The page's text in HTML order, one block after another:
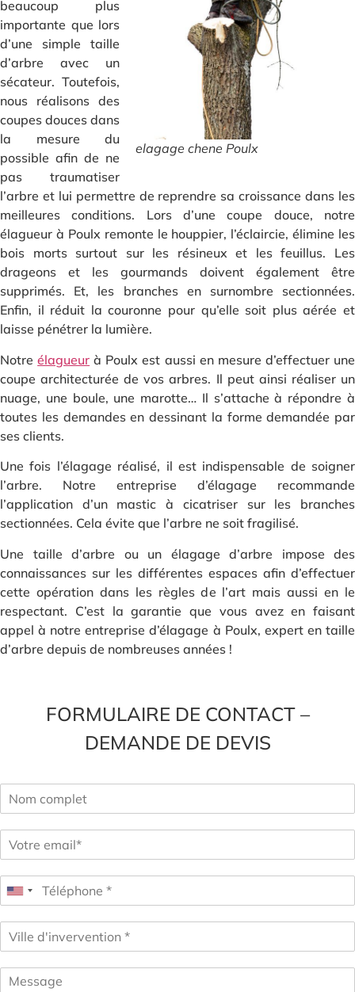
elagage chene Poulx
beaucoup plus
importante que lors
d’une simple taille
d’arbre avec un
sécateur. Toutefois,
nous réalisons des
coupes douces dans
la mesure du
possible afin de ne
pas traumatiser
l’arbre et lui permettre de reprendre sa croissance dans les
meilleures conditions. Lors d’une coupe douce, notre
élagueur à Poulx remonte le houppier, l’éclaircie, élimine les
bois morts surtout sur les résineux et les feuillus. Les
drageons et les gourmands doivent également être
supprimés. Et, les branches en surnombre sectionnées.
Enfin, il réduit la couronne pour qu’elle soit plus aérée et
laisse pénétrer la lumière.
Notreélagueur à Poulx est aussi en mesure d’effectuer une
coupe architecturée de vos arbres. Il peut ainsi réaliser un
nuage, une boule, une marotte… Il s’attache à répondre à
toutes les demandes en dessinant la forme demandée par
ses clients.
Une fois l’élagage réalisé, il est indispensable de soigner
l’arbre. Notre entreprise d’élagage recommande
l’application d’un mastic à cicatriser sur les branches
sectionnées. Cela évite que l’arbre ne soit fragilisé.
Une taille d’arbre ou un élagage d’arbre impose des
connaissances sur les différentes espaces afin d’effectuer
cette opération dans les règles de l’art mais aussi en le
respectant. C’est la garantie que vous avez en faisant
appel à notre entreprise d’élagage à Poulx, expert en taille
d’arbre depuis de nombreuses années !
FORMULAIRE DE CONTACT –
DEMANDE DE DEVIS